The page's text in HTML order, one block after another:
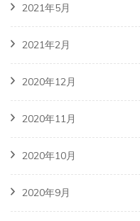
2021年5月
2021年2月
2020年12月
2020年11月
2020年10月
2020年9月